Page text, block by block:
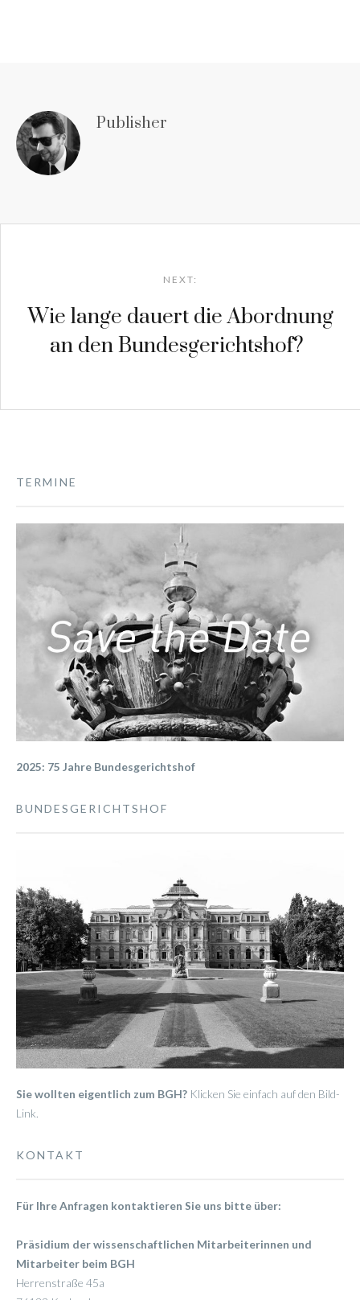
Publisher
navigationNEXT:
Wie lange dauert die Abordnung
an den Bundesgerichtshof?
TERMINE
2025: 75 Jahre Bundesgerichtshof
BUNDESGERICHTSHOF
Sie wollten eigentlich zum BGH? Klicken Sie einfach auf den Bild-
Link.
KONTAKT
Für Ihre Anfragen kontaktieren Sie uns bitte über:
Präsidium der wissenschaftlichen Mitarbeiterinnen und
Mitarbeiter beim BGH
Herrenstraße 45a